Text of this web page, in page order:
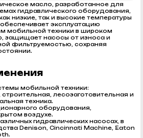
масло, разработанное для
гидравлического оборудования,
низкие, так и высокие температуры
эксплуатацию
мобильной техники в широком
защищает насосы от износа и
фильтруемостью, сохраняя
мобильной техники:
лесозаготовительная и
техника.
оборудования,
воздухе.
гидравлических насосах, в
Denison, Cincinnati Machine, Eaton